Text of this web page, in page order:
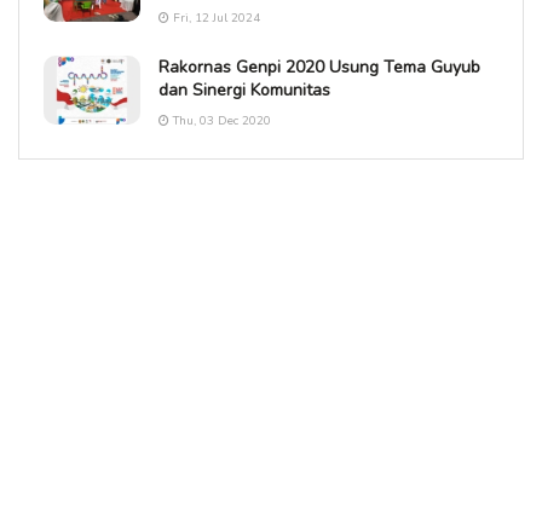
Fri, 12 Jul 2024
Rakornas Genpi 2020 Usung Tema Guyub
dan Sinergi Komunitas
Thu, 03 Dec 2020